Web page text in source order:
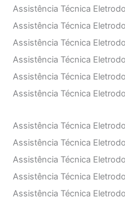
Assistência Técnica
Assistência Técnica
Assistência Técnica
Assistência Técnica
Assistência Técnica
Assistência Técnica
Assistência Técnica
Assistência Técnica
Assistência Técnica
Assistência Técnica
Assistência Técnica